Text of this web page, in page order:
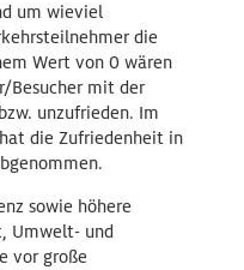
um wieviel
die
Wert von 0 wären
Besucher mit der
unzufrieden. Im
die Zufriedenheit in
sowie höhere
Umwelt- und
vor große